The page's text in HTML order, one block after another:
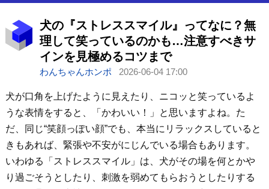
犬の『ストレススマイル』ってなに？無
理して笑っているのかも…注意すべきサ
インを見極めるコツまで
わんちゃんホンポ 2026-06-04 17:00
犬が口角を上げたように見えたり、ニコッと笑っているよ
うな表情をすると、「かわいい！」と思いますよね。た
だ、同じ“笑顔っぽい顔”でも、本当にリラックスしていると
きもあれば、緊張や不安がにじんでいる場合もあります。
いわゆる「ストレススマイル」は、犬がその場を何とかや
り過ごそうとしたり、刺激を弱めてもらおうとしたりする